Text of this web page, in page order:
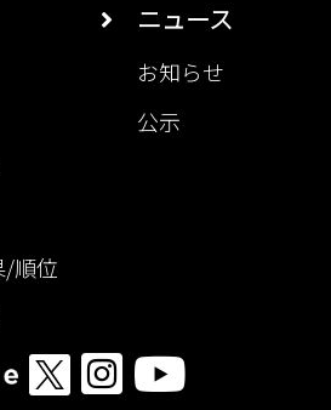
順位
ニュース
お知らせ
公示